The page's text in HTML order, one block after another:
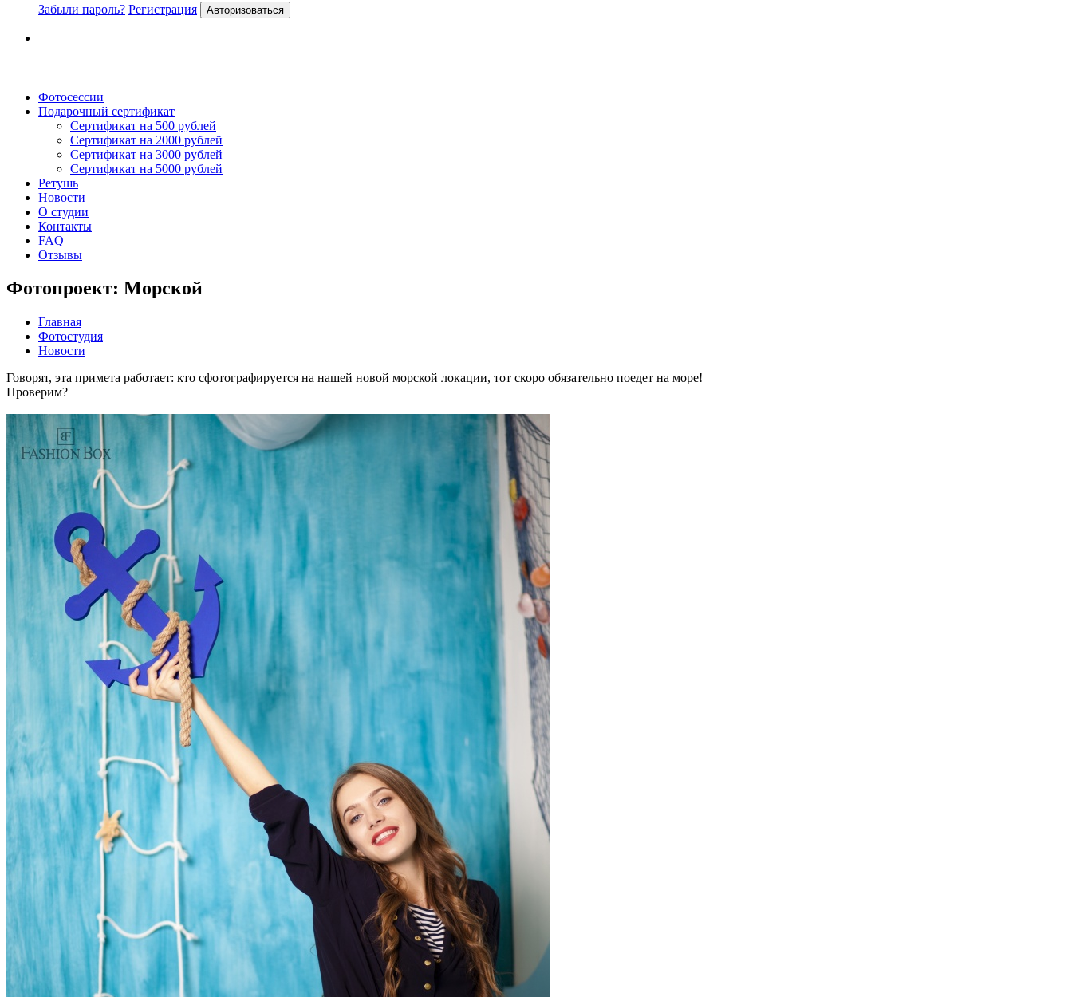
Забыли пароль? Регистрация Авторизоваться
Фотосессии
Подарочный сертификат
Сертификат на 500 рублей
Сертификат на 2000 рублей
Сертификат на 3000 рублей
Сертификат на 5000 рублей
Ретушь
Новости
О студии
Контакты
FAQ
Отзывы
Фотопроект: Морской
Главная
Фотостудия
Новости
Говорят, эта примета работает: кто сфотографируется на нашей новой морской локации, тот скоро обязательно поедет на море!
Проверим?